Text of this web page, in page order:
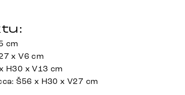
cm
x V6 cm
H30 x V13 cm
Š56 x H30 x V27 cm